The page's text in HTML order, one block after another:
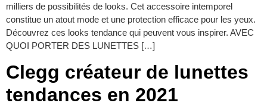
milliers de possibilités de looks. Cet accessoire intemporel
constitue un atout mode et une protection efficace pour les yeux.
Découvrez ces looks tendance qui peuvent vous inspirer. AVEC
QUOI PORTER DES LUNETTES […]
Clegg créateur de lunettes
tendances en 2021